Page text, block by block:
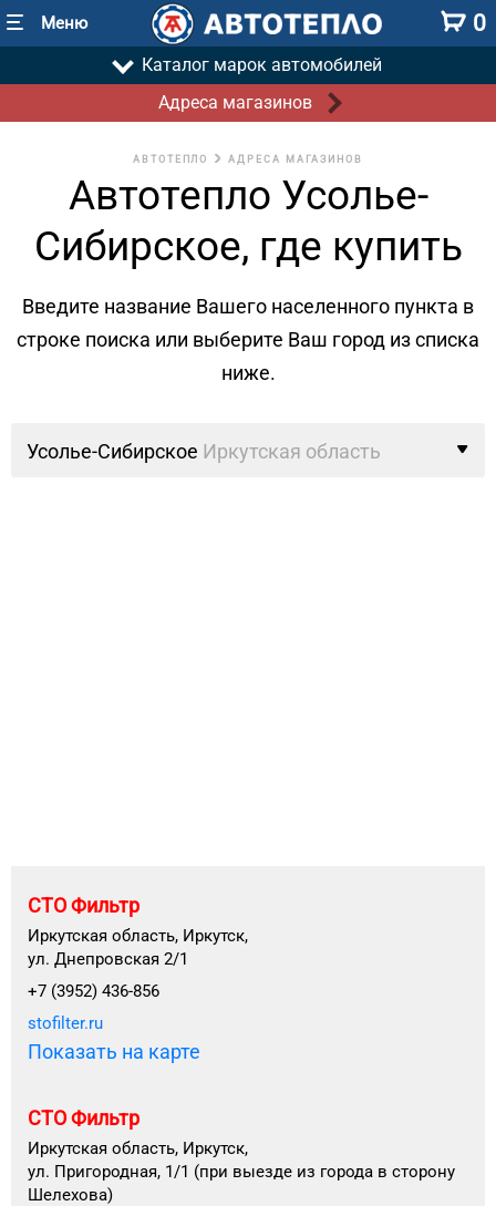
Меню 0
Каталог марок автомобилей
Адреса магазинов
АВТОТЕПЛО АДРЕСА МАГАЗИНОВ
Автотепло Усолье-
Сибирское, где купить
Введите название Вашего населенного пункта в
строке поиска или выберите Ваш город из списка
ниже.
Усолье-Сибирское Иркутская область
СТО Фильтр
Иркутская область, Иркутск,
ул. Днепровская 2/1
+7 (3952) 436-856
stofilter.ru
Показать на карте
СТО Фильтр
Иркутская область, Иркутск,
ул. Пригородная, 1/1 (при выезде из города в сторону
Шелехова)